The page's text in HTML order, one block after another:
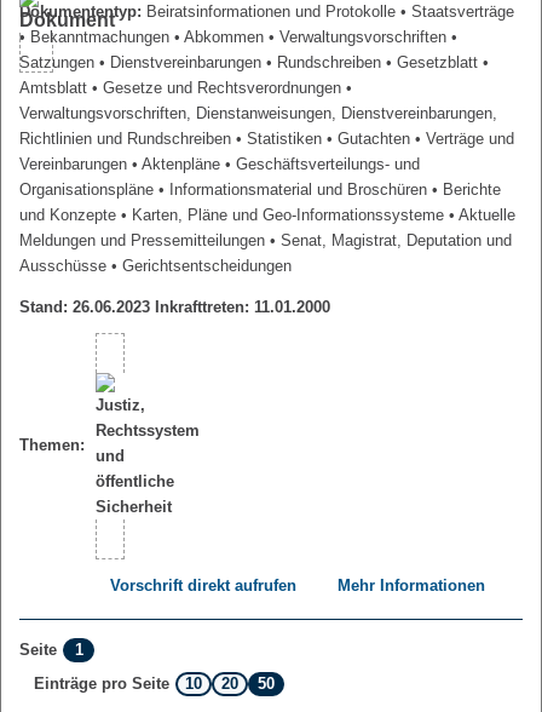
Dokumententyp: Beiratsinformationen und Protokolle • Staatsverträge
• Bekanntmachungen • Abkommen • Verwaltungsvorschriften •
Satzungen • Dienstvereinbarungen • Rundschreiben • Gesetzblatt •
Amtsblatt • Gesetze und Rechtsverordnungen •
Verwaltungsvorschriften, Dienstanweisungen, Dienstvereinbarungen,
Richtlinien und Rundschreiben • Statistiken • Gutachten • Verträge und
Vereinbarungen • Aktenpläne • Geschäftsverteilungs- und
Organisationspläne • Informationsmaterial und Broschüren • Berichte
und Konzepte • Karten, Pläne und Geo-Informationssysteme • Aktuelle
Meldungen und Pressemitteilungen • Senat, Magistrat, Deputation und
Ausschüsse • Gerichtsentscheidungen
Stand: 26.06.2023 Inkrafttreten: 11.01.2000
Themen:
Vorschrift direkt aufrufen Mehr Informationen
Seite
1
Einträge pro Seite
10 20 50